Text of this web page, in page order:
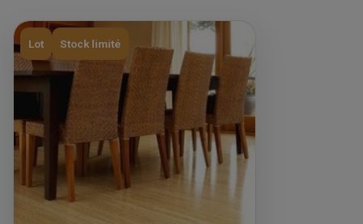
Lot Stock limité